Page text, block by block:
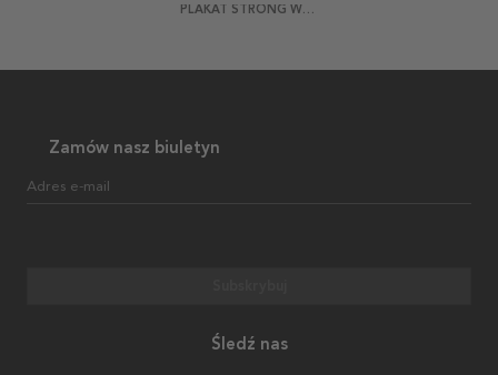
PLAKAT STRONG WOMEN
Zamów nasz biuletyn
Adres e-mail
Śledź nas